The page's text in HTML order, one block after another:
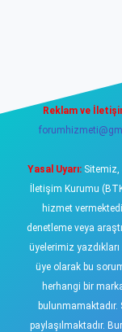
Reklam ve
Yasal Uyarı:Sitemiz,
İletişim Kurumu
hizmet
denetleme veya
üyelerimiz
üye olarak bu
herhangi bir
bulunmamaktadır.
paylaşılmaktadır.